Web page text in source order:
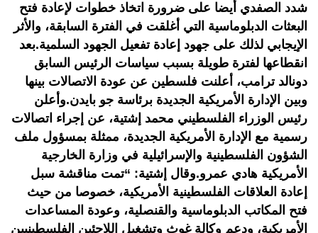
شدد الصفدي أيضا على ضرورة اتخاذ خطوات لإعادة فتح
البعثات الدبلوماسية التي أغلقت في الفترة السابقة، والأثر
الإيجابي لذلك على جهود إعادة تفعيل الجهود السلمية.بعد
انقطاعها لفترة طويلة بسبب سياسات الرئيس السابق
دونالد ترامب، أعلنت فلسطين عن عودة الاتصالات بينها
وبين الإدارة الأمريكية الجديدة برئاسة جو بايدن.وأعلن
رئيس الوزراء الفلسطيني محمد إشتية، عن إجراء اتصالات
رسمية مع الإدارة الأمريكية الجديدة، ممثلة بمسؤول ملف
الشؤون الفلسطينية والإسرائيلية في وزارة الخارجية
الأمريكية هادي عمرو.وقال إشتية: “تمت مناقشة سبل
إعادة العلاقات الفلسطينية الأمريكية، خصوصا من حيث
فتح المكاتب الدبلوماسية والقنصلية، وعودة المساعدات
الأمريكية، ودعم وكالة غوث وتشغيل اللاجئين الفلسطينيين